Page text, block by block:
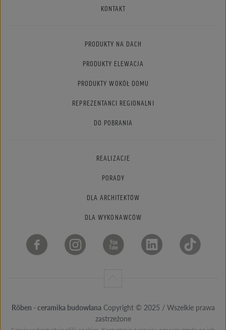
KONTAKT
PRODUKTY NA DACH
PRODUKTY ELEWACJA
PRODUKTY WOKÓŁ DOMU
REPREZENTANCI REGIONALNI
DO POBRANIA
REALIZACJE
PORADY
DLA ARCHITEKTÓW
DLA WYKONAWCÓW
Röben - ceramika budowlana Copyright © 2025 / Wszelkie prawa
zastrzeżone